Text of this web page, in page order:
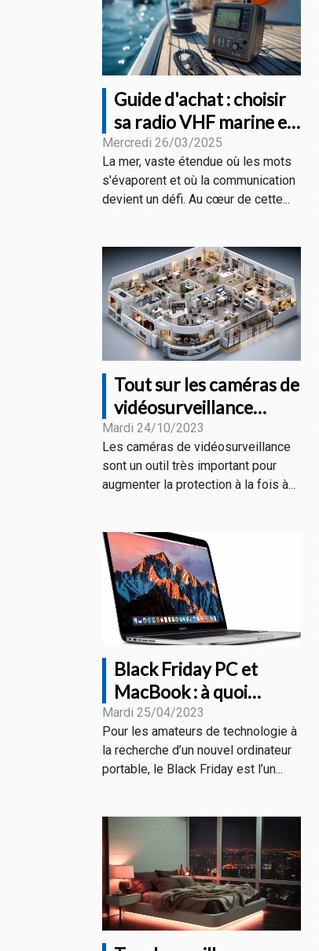
Guide d'achat : choisir
sa radio VHF marine en
fonction de ses besoins
Mercredi 26/03/2025
La mer, vaste étendue où les mots
s'évaporent et où la communication
devient un défi. Au cœur de cette...
Tout sur les caméras de
vidéosurveillance
connectées
Mardi 24/10/2023
Les caméras de vidéosurveillance
sont un outil très important pour
augmenter la protection à la fois à...
Black Friday PC et
MacBook : à quoi
s’attendre comme
promotions ?
Mardi 25/04/2023
Pour les amateurs de technologie à
la recherche d’un nouvel ordinateur
portable, le Black Friday est l’un...